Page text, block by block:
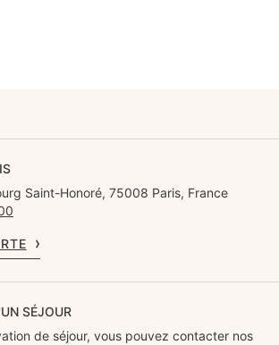
Saint-Honoré, 75008 Paris, France
SÉJOUR
de séjour, vous pouvez contacter nos